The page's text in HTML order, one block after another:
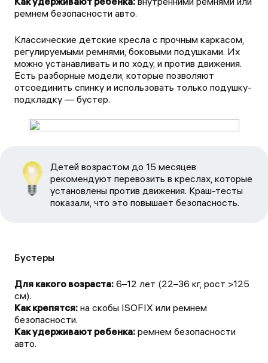
ремнем безопасности авто.
Классические детские кресла с прочным каркасом,
регулируемыми ремнями, боковыми подушками. Их
можно устанавливать и по ходу, и против движения.
Есть разборные модели, которые позволяют
отсоединить спинку и использовать только подушку-
подкладку — бустер.
Детей возрастом до 15 месяцев
рекомендуют перевозить в креслах, которые
установлены против движения. Краш-тесты
показали, что это повышает безопасность.
Бустеры
Для какого возраста: 6–12 лет (22–36 кг, рост >125
Как крепятся: на скобы ISOFIX или ремнем
Как удерживают ребенка: ремнем безопасности
авто.